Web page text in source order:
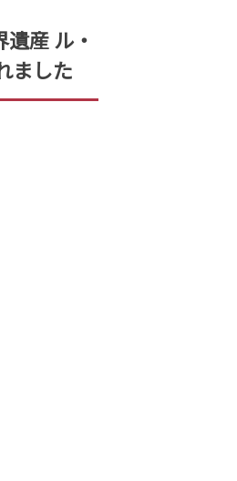
産 ル・
ました